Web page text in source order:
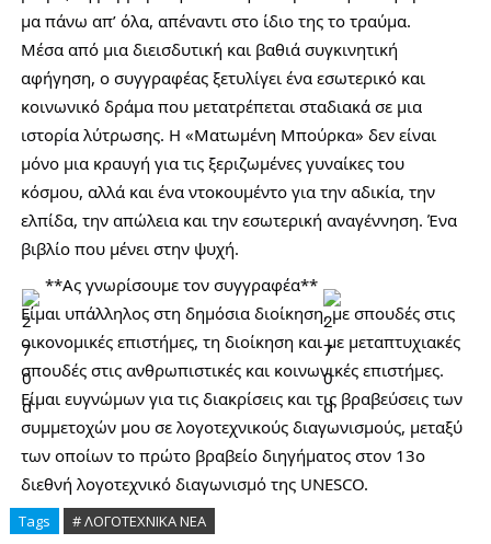
μα πάνω απ’ όλα, απέναντι στο ίδιο της το τραύμα.
Μέσα από μια διεισδυτική και βαθιά συγκινητική
αφήγηση, ο συγγραφέας ξετυλίγει ένα εσωτερικό και
κοινωνικό δράμα που μετατρέπεται σταδιακά σε μια
ιστορία λύτρωσης. Η «Ματωμένη Μπούρκα» δεν είναι
μόνο μια κραυγή για τις ξεριζωμένες γυναίκες του
κόσμου, αλλά και ένα ντοκουμέντο για την αδικία, την
ελπίδα, την απώλεια και την εσωτερική αναγέννηση. Ένα
βιβλίο που μένει στην ψυχή.
**Ας γνωρίσουμε τον συγγραφέα**
Είμαι υπάλληλος στη δημόσια διοίκηση, με σπουδές στις
οικονομικές επιστήμες, τη διοίκηση και με μεταπτυχιακές
σπουδές στις ανθρωπιστικές και κοινωνικές επιστήμες.
Είμαι ευγνώμων για τις διακρίσεις και τις βραβεύσεις των
συμμετοχών μου σε λογοτεχνικούς διαγωνισμούς, μεταξύ
των οποίων το πρώτο βραβείο διηγήματος στον 13ο
διεθνή λογοτεχνικό διαγωνισμό της UNESCO.
Tags # ΛΟΓΟΤΕΧΝΙΚΑ ΝΕΑ